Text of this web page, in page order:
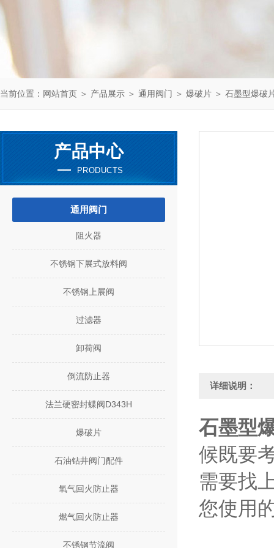
当前位置： 网站首页 ＞ 产品展示 ＞ 通用阀门 ＞ 爆破片 ＞ 石墨型爆破
产品中心
PRODUCTS
通用阀门
阻火器
不锈钢下展式放料阀
不锈钢上展阀
过滤器
卸荷阀
倒流防止器
法兰硬密封蝶阀D343H
爆破片
石油钻井阀门配件
氧气回火防止器
燃气回火防止器
不锈钢节流阀
详细说明：
石墨型
候既要
需要找
您使用